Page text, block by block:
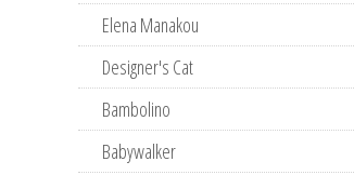
Elena Manakou
Designer's Cat
Bambolino
Babywalker